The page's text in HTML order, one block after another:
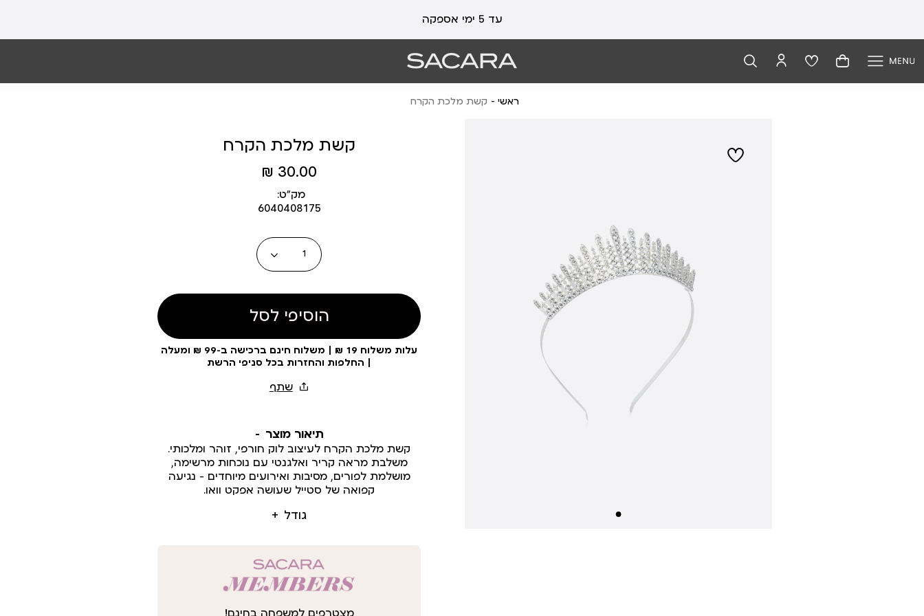
עד 5 ימי אספקה
ראשי קשת מלכת הקרח
קשת מלכת הקרח
מחיר
מוצר
30.00 ₪
מק״ט:
6040408175
כמות
הוסיפי לסל
עלות משלוח 19 ₪ | משלוח חינם ברכישה ב-99 ₪ ומעלה
| החלפות והחזרות בכל סניפי הרשת
תיאור מוצר
גודל
קשת מלכת הקרח לעיצוב לוק חורפי, זוהר ומלכותי.
משלבת מראה קריר ואלגנטי עם נוכחות מרשימה,
מושלמת לפורים, מסיבות ואירועים מיוחדים – נגיעה
קפואה של סטייל שעושה אפקט וואו.
מצטרפים למשפחה בחינם!